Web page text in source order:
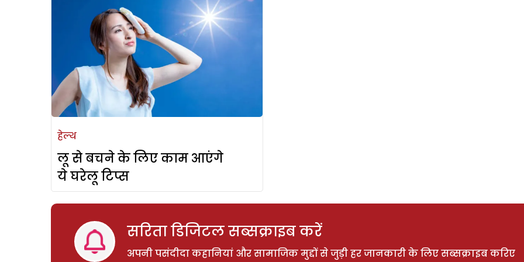
हेल्थ
लू से बचने के लिए काम आएंगे
ये घरेलू टिप्स
सरिता डिजिटल सब्सक्राइब करें
अपनी पसंदीदा कहानियां और सामाजिक मुद्दों से जुड़ी हर जानकारी के लिए सब्सक्राइब करिए